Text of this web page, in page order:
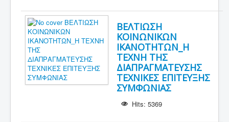
ΒΕΛΤΙΩΣΗ
ΚΟΙΝΩΝΙΚΩΝ
ΙΚΑΝΟΤΗΤΩΝ_Η
ΤΕΧΝΗ ΤΗΣ
ΔΙΑΠΡΑΓΜΑΤΕΥΣΗΣ
ΤΕΧΝΙΚΕΣ ΕΠΙΤΕΥΞΗΣ
ΣΥΜΦΩΝΙΑΣ
Hits: 5369